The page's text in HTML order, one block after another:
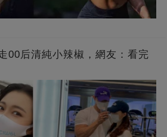
00后清純小辣椒，網友：看完